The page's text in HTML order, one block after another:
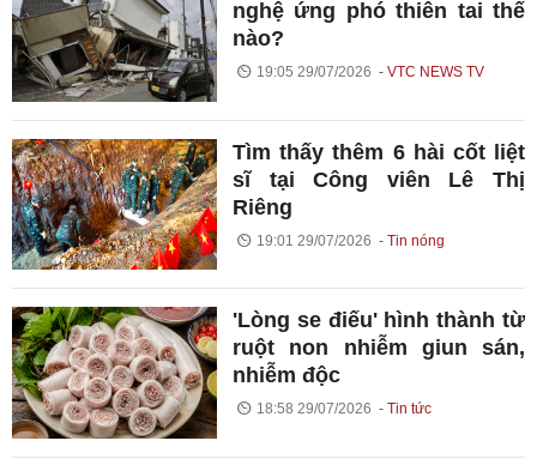
nghệ ứng phó thiên tai thế
nào?
19:05 29/07/2026 VTC NEWS TV
Tìm thấy thêm 6 hài cốt liệt
sĩ tại Công viên Lê Thị
Riêng
19:01 29/07/2026 Tin nóng
'Lòng se điếu' hình thành từ
ruột non nhiễm giun sán,
nhiễm độc
18:58 29/07/2026 Tin tức